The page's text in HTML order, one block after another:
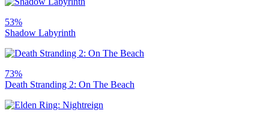
53%
Shadow Labyrinth
73%
Death Stranding 2: On The Beach